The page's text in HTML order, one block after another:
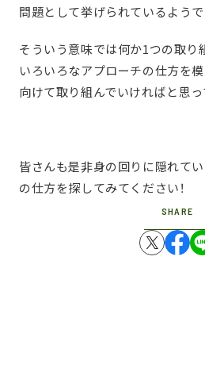
問題として挙げられているようで
そういう意味では何か1つの取り
いろいろなアプローチの仕方を
向けて取り組んでいければと思っ
皆さんも是非身の回りに隠れて
の仕方を探してみてください！
SHARE